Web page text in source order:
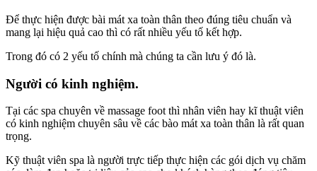
Để thực hiện được bài mát xa toàn thân theo đúng tiêu chuẩn và
mang lại hiệu quả cao thì có rất nhiều yếu tố kết hợp.
Trong đó có 2 yếu tố chính mà chúng ta cần lưu ý đó là.
Người có kinh nghiệm.
Tại các spa chuyên về massage foot thì nhân viên hay kĩ thuật viên
có kinh nghiệm chuyên sâu về các bào mát xa toàn thân là rất quan
trọng.
Kỹ thuật viên spa là người trực tiếp thực hiện các gói dịch vụ chăm